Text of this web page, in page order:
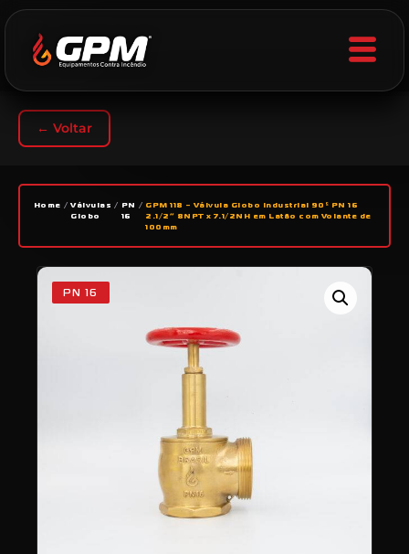
← Voltar
Home / Válvulas
Globo
/ PN
16
/ GPM 118 – Válvula Globo Industrial 90º PN 16
2.1/2” 8NPT x 7.1/2NH em Latão com Volante de
100mm
PN 16